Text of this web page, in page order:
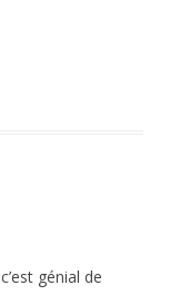
génial de